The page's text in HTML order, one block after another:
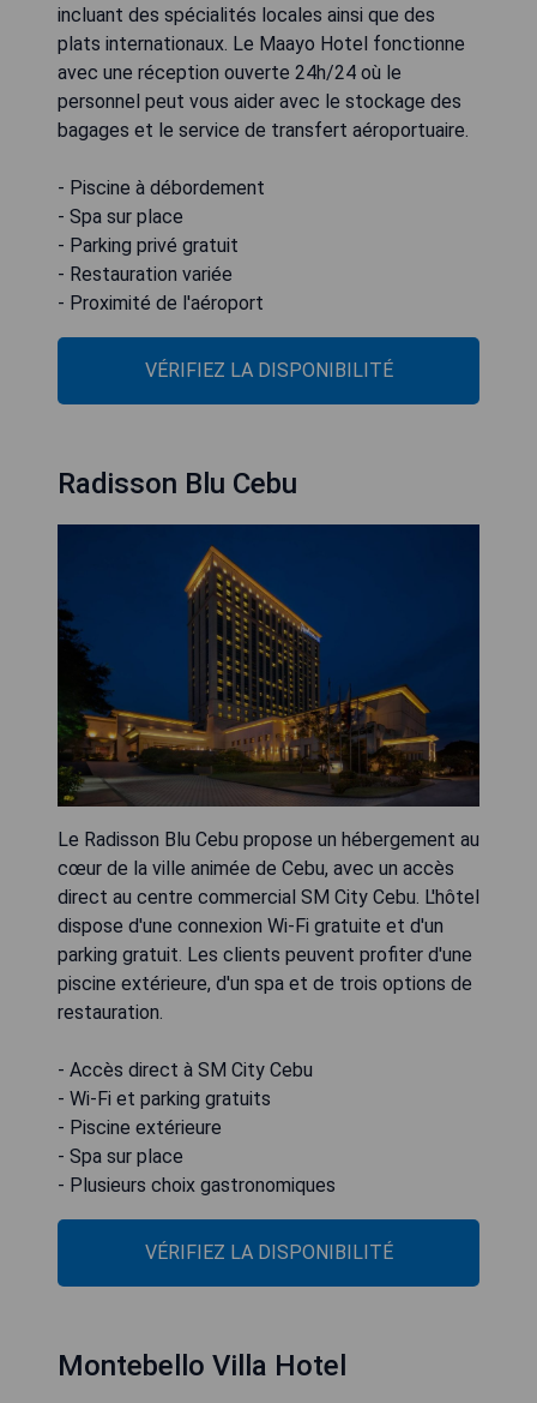
incluant des spécialités locales ainsi que des
plats internationaux. Le Maayo Hotel fonctionne
avec une réception ouverte 24h/24 où le
personnel peut vous aider avec le stockage des
bagages et le service de transfert aéroportuaire.
- Piscine à débordement
- Spa sur place
- Parking privé gratuit
- Restauration variée
- Proximité de l'aéroport
VÉRIFIEZ LA DISPONIBILITÉ
Radisson Blu Cebu
Le Radisson Blu Cebu propose un hébergement au
cœur de la ville animée de Cebu, avec un accès
direct au centre commercial SM City Cebu. L'hôtel
dispose d'une connexion Wi-Fi gratuite et d'un
parking gratuit. Les clients peuvent profiter d'une
piscine extérieure, d'un spa et de trois options de
restauration.
- Accès direct à SM City Cebu
- Wi-Fi et parking gratuits
- Piscine extérieure
- Spa sur place
- Plusieurs choix gastronomiques
VÉRIFIEZ LA DISPONIBILITÉ
Montebello Villa Hotel